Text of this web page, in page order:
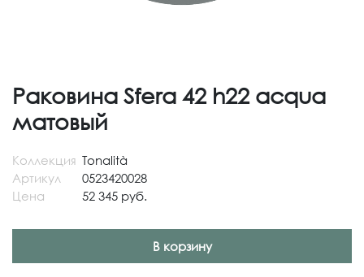
Раковина Sfera 42 h22 acqua
матовый
Коллекция Tonalità
Артикул
0523420028
Цена
52 345 руб.
В корзину